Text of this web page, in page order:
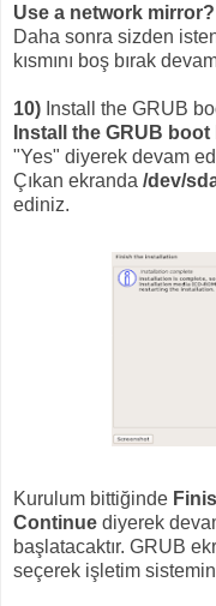
Use a network mirror?
Daha sonra sizden
kısmını boş bırak
10) Install the GRUB
Install the GRUB
"Yes" diyerek devam
Çıkan ekranda /dev/
ediniz.
Kurulum bittiğinde
Continue diyerek
başlatacaktır. GRUB
seçerek işletim